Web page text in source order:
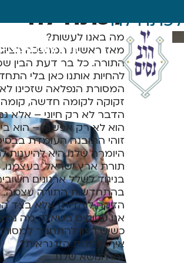
תורה חינוך ותרבות
לכתחילהלכתחילה
מה באנו לעשות?
מאז ראשית המהפכה
התורה. כל בר דעת הבין
להחיות אותנו כאן בלי
המסורת הנפלאה שזכינו
זקוקה לקומה חדשה, קומה
הדבר לא רק חיוני – אלא
הוא לא רק אפשרי – הוא
זוהי התובנה העומדת
היומרה שלנו היא
תורת ארץ ישראל. בעצמנו.
בניגוד לשלל ארגונים
בהתחדשות התורה עצמה.
הזיקה ליהדות) אלא בצד
אנו עסוקים בשאלה מה
כשיש רצון להתחבר
איך היהדות הזו נראית?
זהו הנושא שלנו.